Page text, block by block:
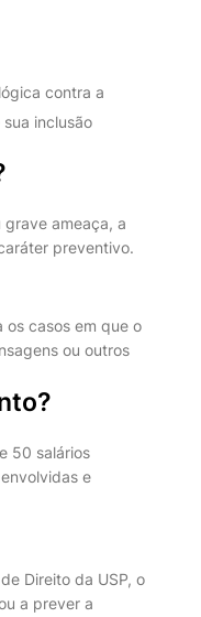
contra a
inclusão
ameaça, a
preventivo.
os casos em que o
ou outros
50 salários
e
Direito da USP, o
a prever a